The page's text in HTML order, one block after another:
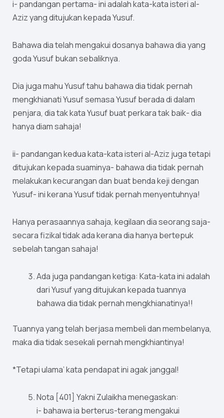
i- pandangan pertama- ini adalah kata-kata isteri al-
Aziz yang ditujukan kepada Yusuf.
Bahawa dia telah mengakui dosanya bahawa dia yang
goda Yusuf bukan sebaliknya.
Dia juga mahu Yusuf tahu bahawa dia tidak pernah
mengkhianati Yusuf semasa Yusuf berada di dalam
penjara, dia tak kata Yusuf buat perkara tak baik- dia
hanya diam sahaja!
ii- pandangan kedua kata-kata isteri al-Aziz juga tetapi
ditujukan kepada suaminya- bahawa dia tidak pernah
melakukan kecurangan dan buat benda keji dengan
Yusuf- ini kerana Yusuf tidak pernah menyentuhnya!
Hanya perasaannya sahaja, kegilaan dia seorang saja-
secara fizikal tidak ada kerana dia hanya bertepuk
sebelah tangan sahaja!
Ada juga pandangan ketiga: Kata-kata ini adalah
dari Yusuf yang ditujukan kepada tuannya
bahawa dia tidak pernah mengkhianatinya!!
Tuannya yang telah berjasa membeli dan membelanya,
maka dia tidak sesekali pernah mengkhiantinya!
*Tetapi ulama’ kata pendapat ini agak janggal!
Nota [401] Yakni Zulaikha menegaskan:
i- bahawa ia berterus-terang mengakui